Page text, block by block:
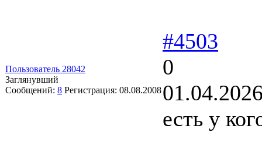
Пользователь 28042
Заглянувший
Сообщений: 8 Регистрация: 08.08.2008
#4503
0
есть у